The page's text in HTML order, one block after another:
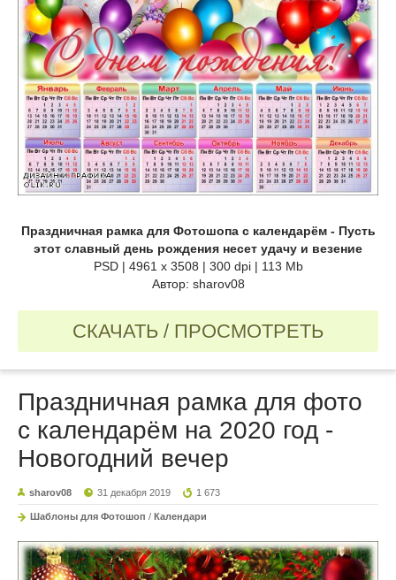
Праздничная рамка для Фотошопа с календарём - Пусть
этот славный день рождения несет удачу и везение
PSD | 4961 х 3508 | 300 dpi | 113 Mb
Автор: sharov08
СКАЧАТЬ / ПРОСМОТРЕТЬ
Праздничная рамка для фото
с календарём на 2020 год -
Новогодний вечер
sharov08 31 декабря 2019 1 673
Шаблоны для Фотошоп / Календари